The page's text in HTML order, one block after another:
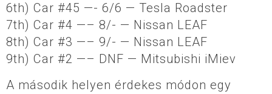
6th) Car #45 —- 6/6 — Tesla Roadster
7th) Car #4 —– 8/- — Nissan LEAF
8th) Car #3 —– 9/- — Nissan LEAF
9th) Car #2 —– DNF — Mitsubishi iMiev
A második helyen érdekes módon egy